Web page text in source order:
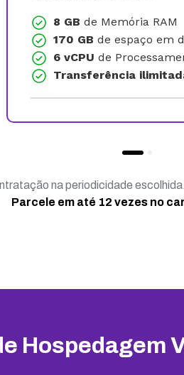
8 GB de Memória RAM
170 GB de espaço em
6 vCPU de
Transferência
na periodicidade
Parcele em até 12 vezes no
Hospedagem